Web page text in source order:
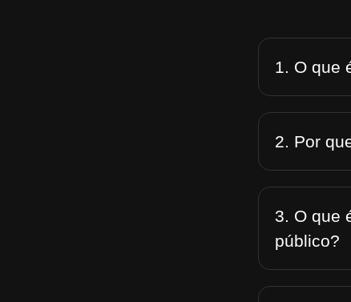
1. O que
2. Por
3. O que
público?